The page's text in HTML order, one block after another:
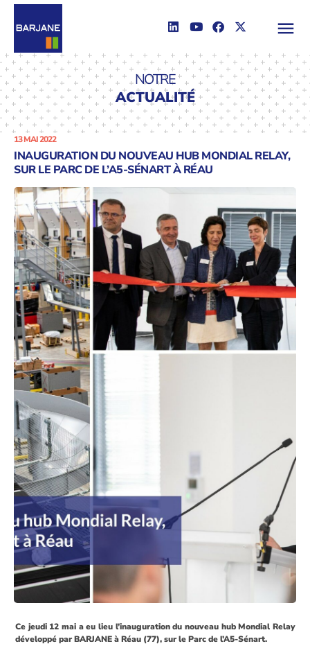
NOTRE
ACTUALITÉ
13 MAI 2022
INAUGURATION DU NOUVEAU HUB MONDIAL RELAY,
SUR LE PARC DE L’A5-SÉNART À RÉAU
Ce jeudi 12 mai a eu lieu l’inauguration du nouveau hub Mondial Relay
développé par BARJANE à Réau (77), sur le Parc de l’A5-Sénart.